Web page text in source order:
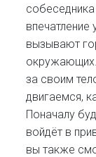
впечатление
вызывают
за своим
двигаемся,
Поначалу
войдёт в
вы также